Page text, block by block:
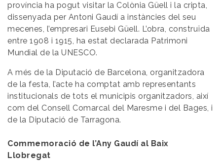
província ha pogut visitar la Colònia Güell i la cripta,
dissenyada per Antoni Gaudí a instàncies del seu
mecenes, l’empresari Eusebi Güell. L’obra, construïda
entre 1908 i 1915, ha estat declarada Patrimoni
Mundial de la UNESCO.
A més de la Diputació de Barcelona, organitzadora
de la festa, l’acte ha comptat amb representants
institucionals de tots el municipis organitzadors, així
com del Consell Comarcal del Maresme i del Bages, i
de la Diputació de Tarragona.
Commemoració de l’Any Gaudí al Baix
Llobregat